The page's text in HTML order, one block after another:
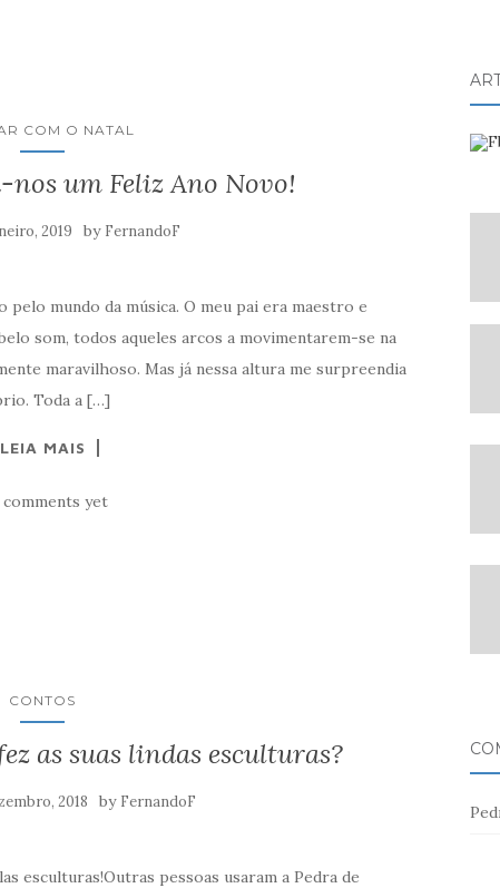
COM O NATAL
nos um Feliz Ano Novo!
2019 by FernandoF
pelo mundo da música. O meu pai era maestro e
som, todos aqueles arcos a movimentarem-se na
maravilhoso. Mas já nessa altura me surpreendia
Toda a […]
LEIA MAIS
comments yet
CONTOS
as suas lindas esculturas?
2018 by FernandoF
esculturas!Outras pessoas usaram a Pedra de